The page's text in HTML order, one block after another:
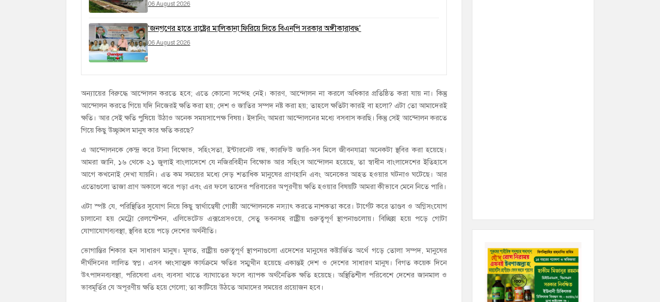
06 August 2026
‘জনগণের হাতে রাষ্ট্রের মালিকানা ফিরিয়ে দিতে বিএনপি সরকার অঙ্গীকারাবদ্ধ’
06 August 2026
অন্যায়ের বিরুদ্ধে আন্দোলন করতে হবে; এতে কোনো সন্দেহ নেই। কারণ, আন্দোলন না করলে অধিকার প্রতিষ্ঠিত করা যায় না। কিন্তু
আন্দোলন করতে গিয়ে যদি নিজেরই ক্ষতি করা হয়; দেশ ও জাতির সম্পদ নষ্ট করা হয়; তাহলে ক্ষতিটা কারই বা হলো? এটা তো আমাদেরই
ক্ষতি। আর সেই ক্ষতি পুষিয়ে উঠাও অনেক সময়সাপেক্ষ বিষয়। ইদানিং আমরা আন্দোলনের মধ্যে বসবাস করছি। কিন্তু সেই আন্দোলন করতে
গিয়ে কিছু উচ্ছৃঙ্খল মানুষ কার ক্ষতি করছে?
এ আন্দোলনকে কেন্দ্র করে টানা বিক্ষোভ, সহিংসতা, ইন্টারনেট বন্ধ, কারফিউ জারি-সব মিলে জীবনযাত্রা অনেকটা স্থবির করা হয়েছে।
আমরা জানি, ১৬ থেকে ২১ জুলাই বাংলাদেশে যে নজিরবিহীন বিক্ষোভ আর সহিংস আন্দোলন হয়েছে, তা স্বাধীন বাংলাদেশের ইতিহাসে
আগে কখনোই দেখা যায়নি। এত কম সময়ের মধ্যে দেড় শতাধিক মানুষের প্রাণহানি এবং অনেকের আহত হওয়ার ঘটনাও ঘটেছে। আর
এতোগুলো তাজা প্রাণ অকালে ঝরে পড়া এবং এর ফলে তাদের পরিবারের অপূরণীয় ক্ষতি হওয়ার বিষয়টি আমরা কীভাবে মেনে নিতে পারি।
এটা স্পষ্ট যে, পরিস্থিতির সুযোগ নিয়ে কিছু স্বার্থান্বেষী গোষ্ঠী আন্দোলনকে নস্যাৎ করতে নাশকতা করে। টার্গেট করে তাণ্ডব ও অগ্নিসংযোগ
চালানো হয় মেট্রো রেলস্টেশন, এলিভেটেড এক্সপ্রেসওয়ে, সেতু ভবনসহ রাষ্ট্রীয় গুরুত্বপূর্ণ স্থাপনাগুলোয়। বিচ্ছিন্ন হয়ে পড়ে গোটা
যোগাযোগব্যবস্থা, স্থবির হয়ে পড়ে দেশের অর্থনীতি।
ভোগান্তির শিকার হন সাধারণ মানুষ। মূলত, রাষ্ট্রীয় গুরুত্বপূর্ণ স্থাপনাগুলো এদেশের মানুষের কষ্টার্জিত অর্থে গড়ে তোলা সম্পদ, মানুষের
দীর্ঘদিনের লালিত স্বপ্ন। এসব ধ্বংসাত্মক কার্যক্রমে ক্ষতির সম্মুখীন হয়েছে একান্তই দেশ ও দেশের সাধারণ মানুষ। বিগত কয়েক দিনে
উৎপাদনব্যবস্থা, পরিষেবা এবং ব্যবসা খাতে ব্যাঘাতের ফলে ব্যাপক অর্থনৈতিক ক্ষতি হয়েছে। অস্থিতিশীল পরিবেশে দেশের জানমাল ও
ভাবমূর্তির যে অপূরণীয় ক্ষতি হয়ে গেলো; তা কাটিয়ে উঠতে আমাদের সময়ের প্রয়োজন হবে।